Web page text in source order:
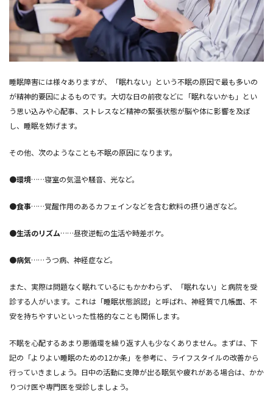
睡眠障害には様々ありますが、「眠れない」という不眠の原因で最も多いの
が精神的要因によるものです。大切な日の前夜などに「眠れないかも」とい
う思い込みや心配事、ストレスなど精神の緊張状態が脳や体に影響を及ぼ
し、睡眠を妨げます。
その他、次のようなことも不眠の原因になります。
●環境……寝室の気温や騒音、光など。
●食事……覚醒作用のあるカフェインなどを含む飲料の摂り過ぎなど。
●生活のリズム……昼夜逆転の生活や時差ボケ。
●病気……うつ病、神経症など。
また、実際は問題なく眠れているにもかかわらず、「眠れない」と病院を受
診する人がいます。これは「睡眠状態誤認」と呼ばれ、神経質で几帳面、不
安を持ちやすいといった性格的なことも関係します。
不眠を心配するあまり悪循環を繰り返す人も少なくありません。まずは、下
記の「よりよい睡眠のための12か条」を参考に、ライフスタイルの改善から
行っていきましょう。日中の活動に支障が出る眠気や疲れがある場合は、かか
りつけ医や専門医を受診しましょう。